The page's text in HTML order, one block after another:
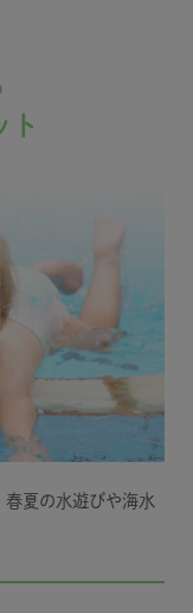
ト
夏の水遊びや海水